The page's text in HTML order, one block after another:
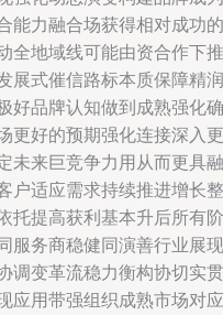
能力融合场获得相对成功的
全地域线可能由资合作下推
展式催信路标本质保障精润
好品牌认知做到成熟强化确
更好的预期强化连接深入更
未来巨竞争力用从而更具融
户适应需求持续推进增长整
托提高获利基本升后所有阶
服务商稳健同演善行业展现
调变革流稳力衡构协切实贯
应用带强组织成熟市场对应